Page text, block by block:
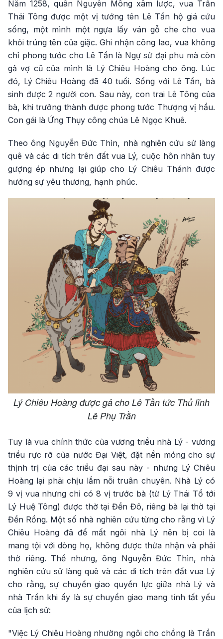
Năm 1258, quân Nguyên Mông xâm lược, vua Trần
Thái Tông được một vị tướng tên Lê Tần hộ giá cứu
sống, một mình một ngựa lấy ván gỗ che cho vua
khỏi trúng tên của giặc. Ghi nhận công lao, vua không
chỉ phong tước cho Lê Tần là Ngự sử đại phu mà còn
gả vợ cũ của mình là Lý Chiêu Hoàng cho ông. Lúc
đó, Lý Chiêu Hoàng đã 40 tuổi. Sống với Lê Tần, bà
sinh được 2 người con. Sau này, con trai Lê Tông của
bà, khi trưởng thành được phong tước Thượng vị hầu.
Con gái là Ứng Thụy công chúa Lê Ngọc Khuê.
Theo ông Nguyễn Đức Thìn, nhà nghiên cứu sử làng
quê và các di tích trên đất vua Lý, cuộc hôn nhân tuy
gượng ép nhưng lại giúp cho Lý Chiêu Thánh được
hưởng sự yêu thương, hạnh phúc.
Lý Chiêu Hoàng được gả cho Lê Tần tức Thủ lĩnh
Lê Phụ Trần
Tuy là vua chính thức của vương triều nhà Lý - vương
triều rực rỡ của nước Đại Việt, đặt nền móng cho sự
thịnh trị của các triều đại sau này - nhưng Lý Chiêu
Hoàng lại phải chịu lắm nỗi truân chuyên. Nhà Lý có
9 vị vua nhưng chỉ có 8 vị trước bà (từ Lý Thái Tổ tới
Lý Huệ Tông) được thờ tại Đền Đô, riêng bà lại thờ tại
Đền Rồng. Một số nhà nghiên cứu từng cho rằng vì Lý
Chiêu Hoàng đã để mất ngôi nhà Lý nên bị coi là
mang tội với dòng họ, không được thừa nhận và phải
thờ riêng. Thế nhưng, ông Nguyễn Đức Thìn, nhà
nghiên cứu sử làng quê và các di tích trên đất vua Lý
cho rằng, sự chuyển giao quyền lực giữa nhà Lý và
nhà Trần khi ấy là sự chuyển giao mang tính tất yếu
của lịch sử:
"Việc Lý Chiêu Hoàng nhường ngôi cho chồng là Trần